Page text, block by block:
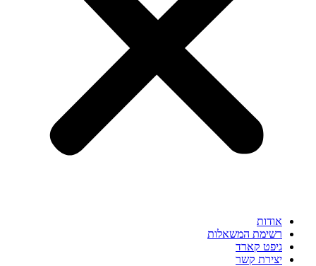
אודות
רשימת המשאלות
גיפט קארד
יצירת קשר